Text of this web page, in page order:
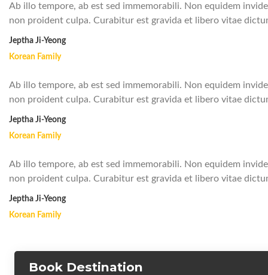
Ab illo tempore, ab est sed immemorabili. Non equidem
non proident culpa. Curabitur est gravida et libero vitae
Jeptha Ji-Yeong
Korean Family
Ab illo tempore, ab est sed immemorabili. Non equidem
non proident culpa. Curabitur est gravida et libero vitae
Jeptha Ji-Yeong
Korean Family
Ab illo tempore, ab est sed immemorabili. Non equidem
non proident culpa. Curabitur est gravida et libero vitae
Jeptha Ji-Yeong
Korean Family
Book Destination